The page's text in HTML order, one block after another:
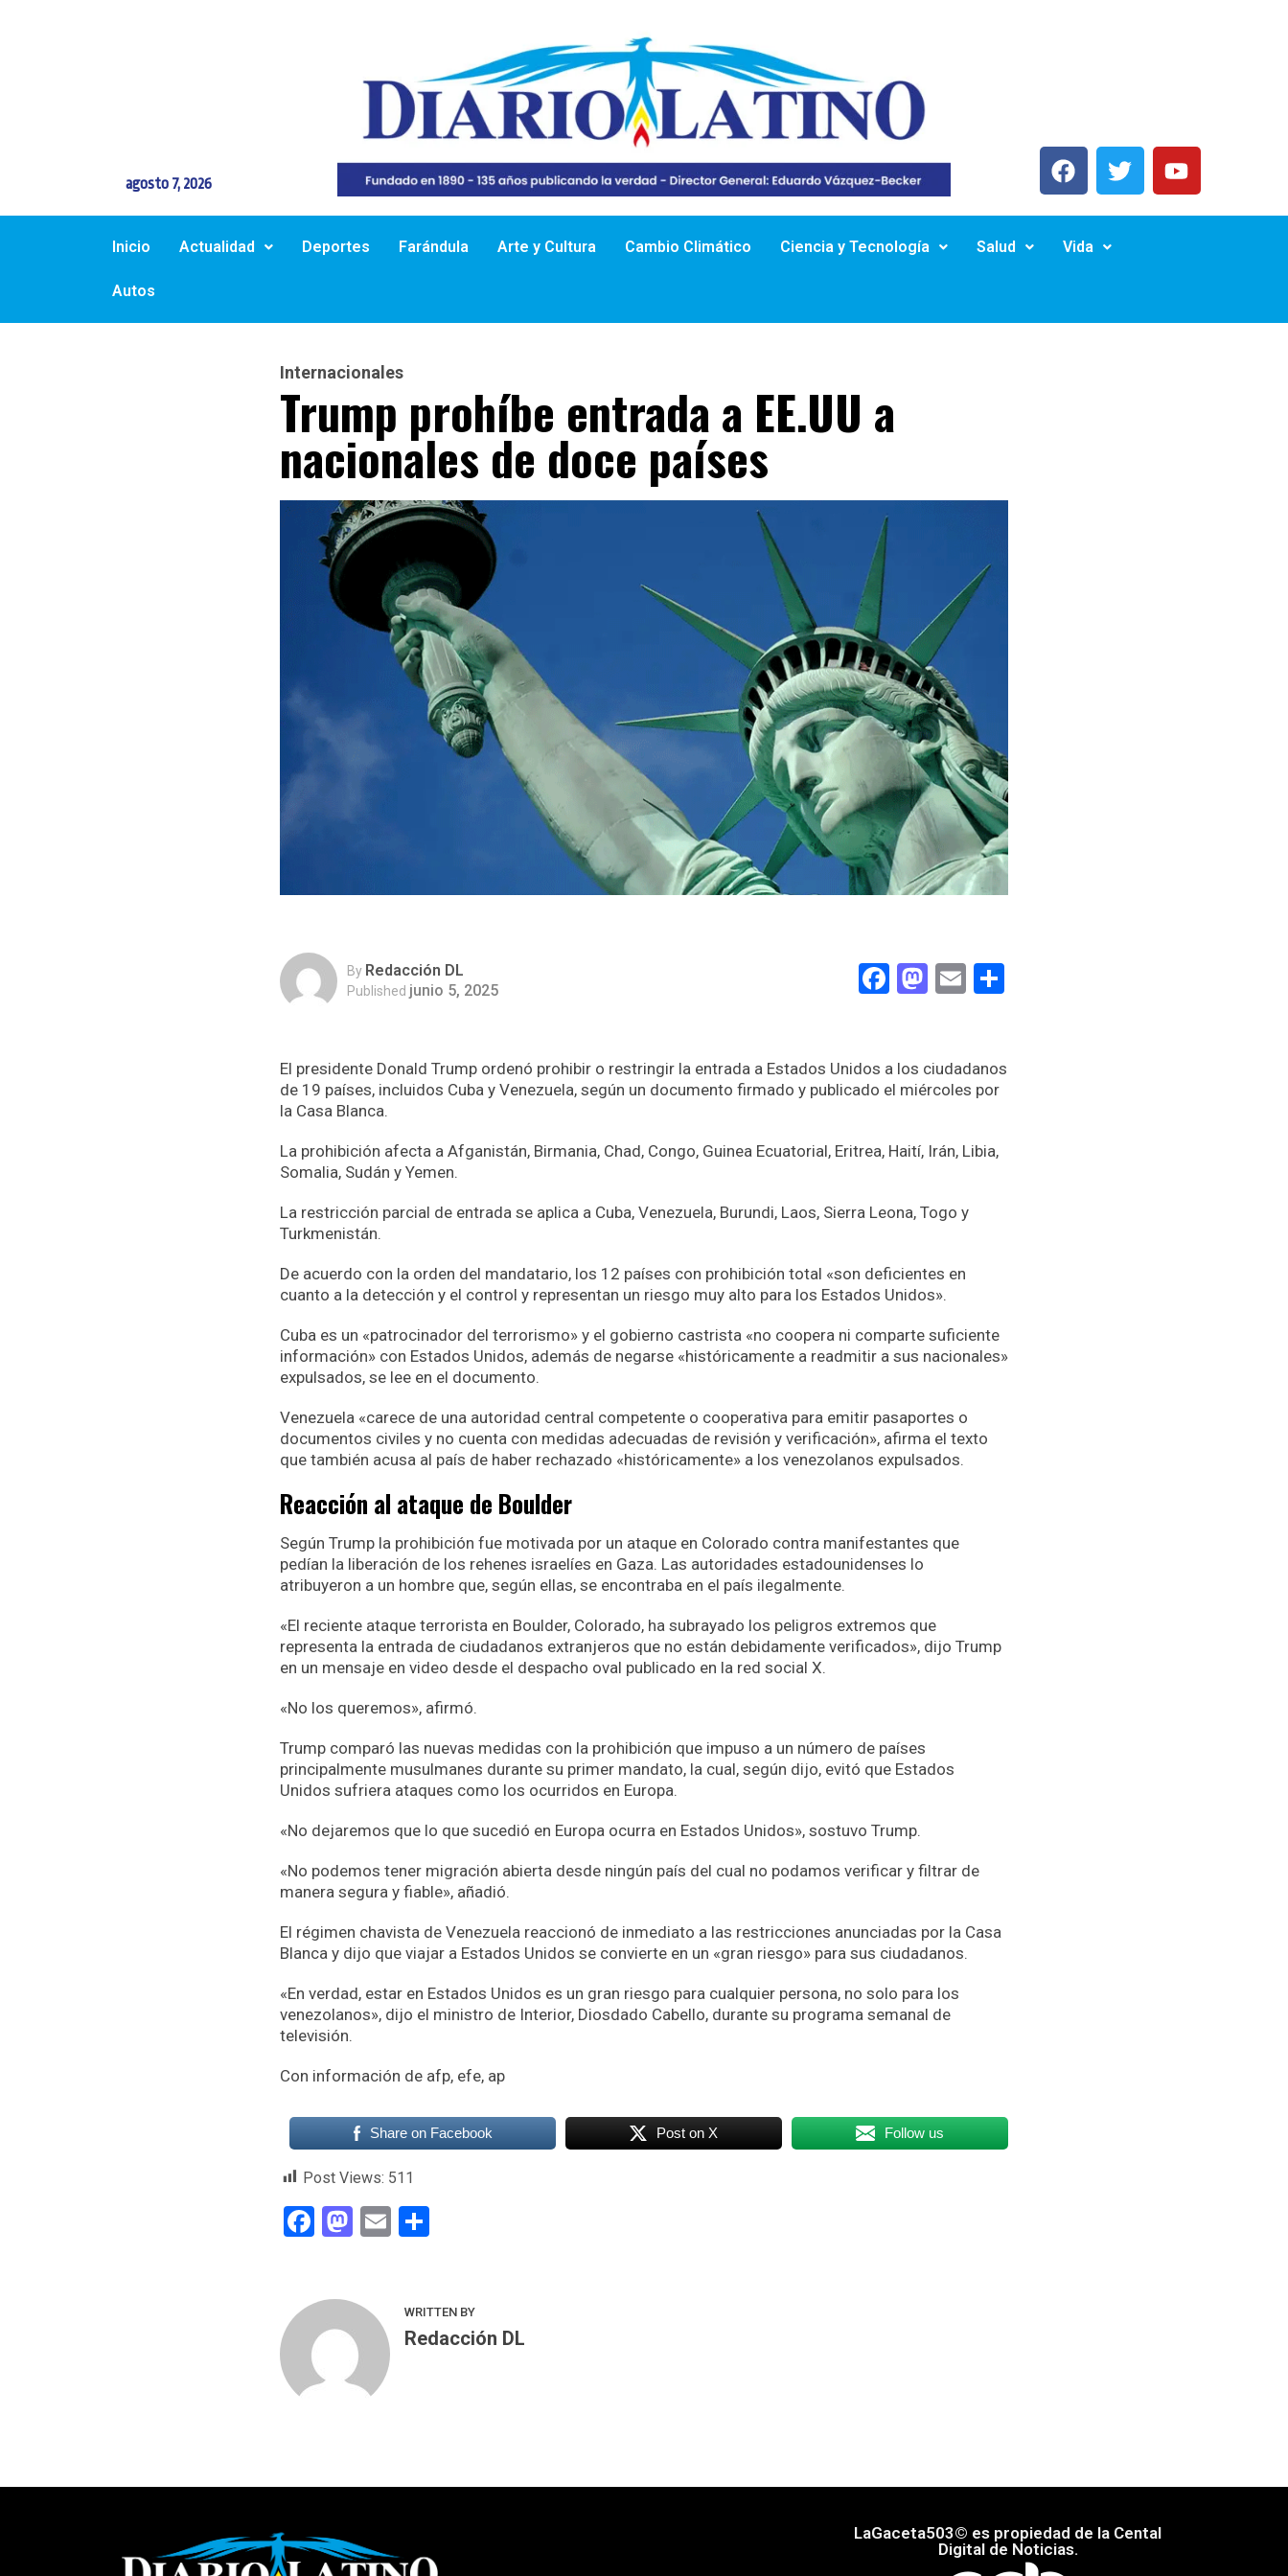
agosto 7, 2026
Inicio Actualidad Deportes Farándula Arte y Cultura Cambio Climático Ciencia y Tecnología Salud Vida
Autos
Internacionales
Trump prohíbe entrada a EE.UU a
nacionales de doce países
By Redacción DL
Published junio 5, 2025 Facebook
Mastodon
Email
El presidente Donald Trump ordenó prohibir o restringir la entrada a Estados Unidos a los ciudadanos
de 19 países, incluidos Cuba y Venezuela, según un documento firmado y publicado el miércoles por
la Casa Blanca.
La prohibición afecta a Afganistán, Birmania, Chad, Congo, Guinea Ecuatorial, Eritrea, Haití, Irán, Libia,
Somalia, Sudán y Yemen.
La restricción parcial de entrada se aplica a Cuba, Venezuela, Burundi, Laos, Sierra Leona, Togo y
Turkmenistán.
De acuerdo con la orden del mandatario, los 12 países con prohibición total «son deficientes en
cuanto a la detección y el control y representan un riesgo muy alto para los Estados Unidos».
Cuba es un «patrocinador del terrorismo» y el gobierno castrista «no coopera ni comparte suficiente
información» con Estados Unidos, además de negarse «históricamente a readmitir a sus nacionales»
expulsados, se lee en el documento.
Venezuela «carece de una autoridad central competente o cooperativa para emitir pasaportes o
documentos civiles y no cuenta con medidas adecuadas de revisión y verificación», afirma el texto
que también acusa al país de haber rechazado «históricamente» a los venezolanos expulsados.
Reacción al ataque de Boulder
Según Trump la prohibición fue motivada por un ataque en Colorado contra manifestantes que
pedían la liberación de los rehenes israelíes en Gaza. Las autoridades estadounidenses lo
atribuyeron a un hombre que, según ellas, se encontraba en el país ilegalmente.
«El reciente ataque terrorista en Boulder, Colorado, ha subrayado los peligros extremos que
representa la entrada de ciudadanos extranjeros que no están debidamente verificados», dijo Trump
en un mensaje en video desde el despacho oval publicado en la red social X.
«No los queremos», afirmó.
Trump comparó las nuevas medidas con la prohibición que impuso a un número de países
principalmente musulmanes durante su primer mandato, la cual, según dijo, evitó que Estados
Unidos sufriera ataques como los ocurridos en Europa.
«No dejaremos que lo que sucedió en Europa ocurra en Estados Unidos», sostuvo Trump.
«No podemos tener migración abierta desde ningún país del cual no podamos verificar y filtrar de
manera segura y fiable», añadió.
El régimen chavista de Venezuela reaccionó de inmediato a las restricciones anunciadas por la Casa
Blanca y dijo que viajar a Estados Unidos se convierte en un «gran riesgo» para sus ciudadanos.
«En verdad, estar en Estados Unidos es un gran riesgo para cualquier persona, no solo para los
venezolanos», dijo el ministro de Interior, Diosdado Cabello, durante su programa semanal de
televisión.
Con información de afp, efe, ap
Share on Facebook Post on X Follow us
Post Views: 511
Facebook
Mastodon
Email
WRITTEN BY
Redacción DL
LaGaceta503© es propiedad de la Cental
Digital de Noticias.